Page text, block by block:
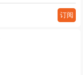
订阅